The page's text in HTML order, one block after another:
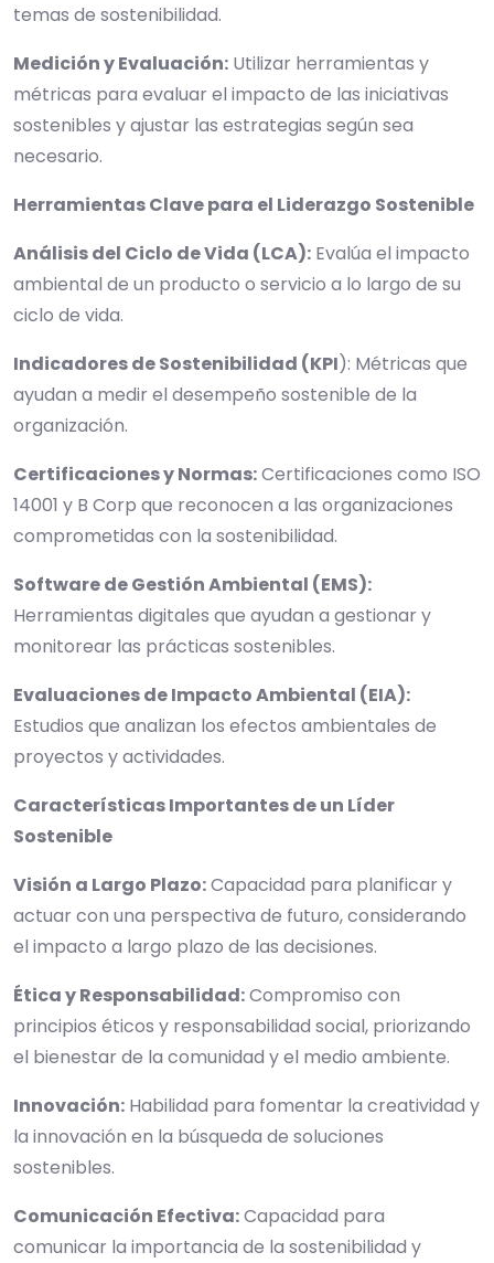
temas de sostenibilidad.
Medición y Evaluación: Utilizar herramientas y
métricas para evaluar el impacto de las iniciativas
sostenibles y ajustar las estrategias según sea
necesario.
Herramientas Clave para el Liderazgo Sostenible
Análisis del Ciclo de Vida (LCA): Evalúa el impacto
ambiental de un producto o servicio a lo largo de su
ciclo de vida.
Indicadores de Sostenibilidad (KPI): Métricas que
ayudan a medir el desempeño sostenible de la
organización.
Certificaciones y Normas:Certificaciones como ISO
14001 y B Corp que reconocen a las organizaciones
comprometidas con la sostenibilidad.
Software de Gestión Ambiental (EMS):
Herramientas digitales que ayudan a gestionar y
monitorear las prácticas sostenibles.
Evaluaciones de Impacto Ambiental (EIA):
Estudios que analizan los efectos ambientales de
proyectos y actividades.
Características Importantes de un Líder
Sostenible
Visión a Largo Plazo:Capacidad para planificar y
actuar con una perspectiva de futuro, considerando
el impacto a largo plazo de las decisiones.
Ética y Responsabilidad:Compromiso con
principios éticos y responsabilidad social, priorizando
el bienestar de la comunidad y el medio ambiente.
Innovación: Habilidad para fomentar la creatividad y
la innovación en la búsqueda de soluciones
sostenibles.
Comunicación Efectiva:Capacidad para
comunicar la importancia de la sostenibilidad y